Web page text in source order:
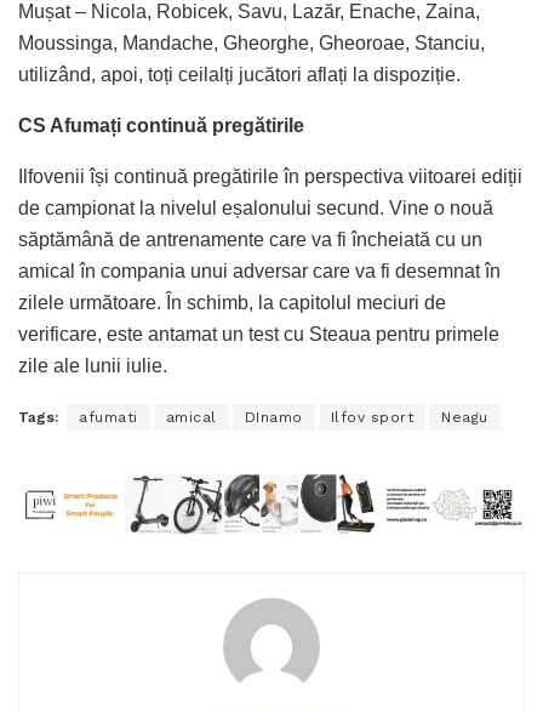
Mușat – Nicola, Robicek, Savu, Lazăr, Enache, Zaina,
Moussinga, Mandache, Gheorghe, Gheoroae, Stanciu,
utilizând, apoi, toți ceilalți jucători aflați la dispoziție.
CS Afumați continuă pregătirile
Ilfovenii își continuă pregătirile în perspectiva viitoarei ediții
de campionat la nivelul eșalonului secund. Vine o nouă
săptămână de antrenamente care va fi încheiată cu un
amical în compania unui adversar care va fi desemnat în
zilele următoare. În schimb, la capitolul meciuri de
verificare, este antamat un test cu Steaua pentru primele
zile ale lunii iulie.
Tags: afumati amical DInamo Ilfov sport Neagu